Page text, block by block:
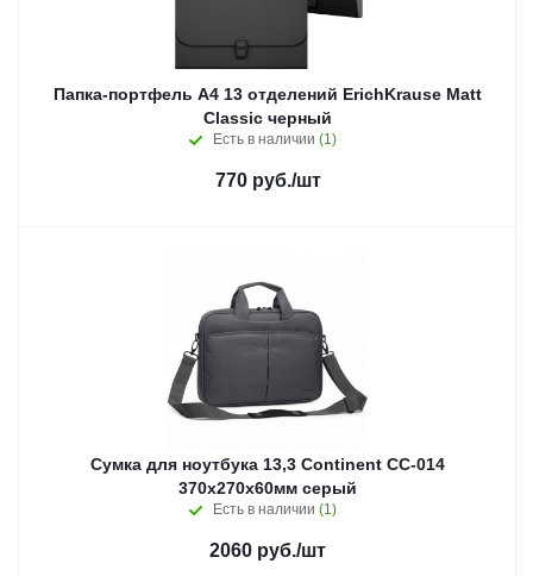
Папка-портфель A4 13 отделений ErichKrause Matt
Classic черный
Есть в наличии (1)
770руб./шт
Сумка для ноутбука 13,3 Continent CC-014
370х270х60мм серый
Есть в наличии (1)
2060 руб./шт